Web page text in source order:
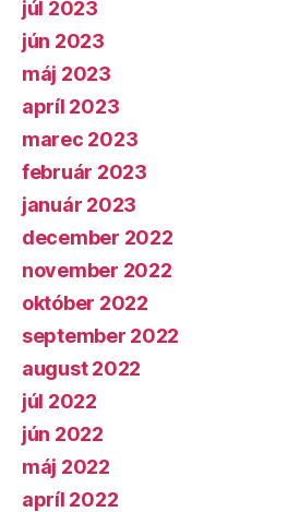
júl 2023
jún 2023
máj 2023
apríl 2023
marec 2023
február 2023
január 2023
december 2022
november 2022
október 2022
september 2022
august 2022
júl 2022
jún 2022
máj 2022
apríl 2022